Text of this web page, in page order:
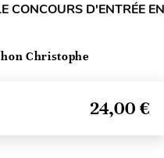
CONCOURS D'ENTRÉE EN
Christophe
24,00 €